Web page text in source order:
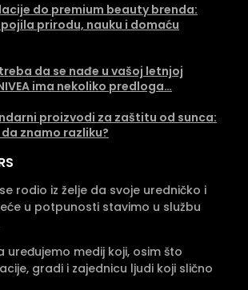
do premium beauty brenda:
prirodu, nauku i domaću
da se nađe u vašoj letnjoj
ima nekoliko predloga…
proizvodi za zaštitu od sunca:
znamo razliku?
rodio iz želje da svoje uredničko i
u potpunosti stavimo u službu
uređujemo medij koji, osim što
gradi i zajednicu ljudi koji slično